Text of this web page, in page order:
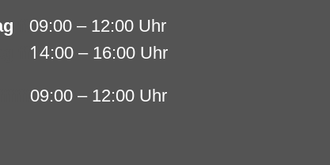
09:00 – 12:00 Uhr
14:00 – 16:00 Uhr
09:00 – 12:00 Uhr